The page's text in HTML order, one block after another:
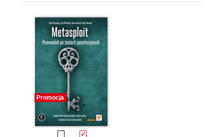
Promocja